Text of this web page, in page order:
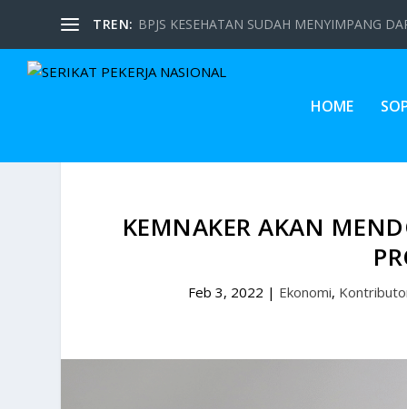
TREN: BPJS KESEHATAN SUDAH MENYIMPANG
HOME
KEMNAKER AKAN
Feb 3, 2022 | Ekonomi,